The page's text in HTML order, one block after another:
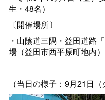
生・48名）
〔開催場所〕
・山陰道三隅・益田道路
場（益田市西平原町地内
（当日の様子：9月21日（